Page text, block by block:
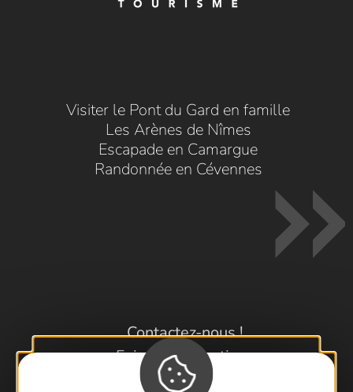
Visiter le Pont du Gard en famille
Les Arènes de Nîmes
Escapade en Camargue
Randonnée en Cévennes
Contactez-nous !
Foire aux questions
Brochures